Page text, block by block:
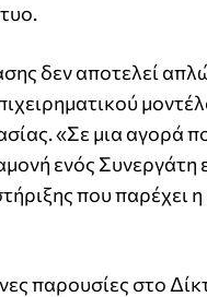
δεν αποτελεί
«Σε μια αγορά
ενός Συνεργάτη
που παρέχει η
παρουσίες στο